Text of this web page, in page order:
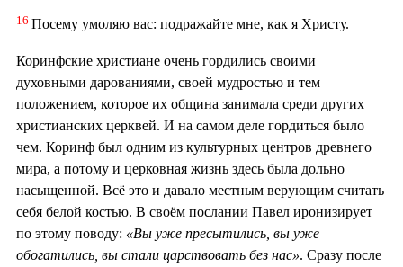
16 Посему умоляю вас: подражайте мне, как я Христу.
Коринфские христиане очень гордились своими
духовными дарованиями, своей мудростью и тем
положением, которое их община занимала среди других
христианских церквей. И на самом деле гордиться было
чем. Коринф был одним из культурных центров древнего
мира, а потому и церковная жизнь здесь была дольно
насыщенной. Всё это и давало местным верующим считать
себя белой костью. В своём послании Павел иронизирует
по этому поводу: «Вы уже пресытились, вы уже
обогатились, вы стали царствовать без нас». Сразу после